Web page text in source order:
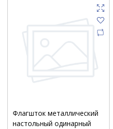
Флагшток металлический
настольный одинарный